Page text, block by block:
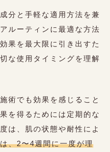
分と手軽な適用方法を兼
ルーティンに最適な方法
果を最大限に引き出すた
な使用タイミングを理解
術でも効果を感じること
を得るためには定期的な
は、肌の状態や耐性によ
、2〜4週間に一度が理